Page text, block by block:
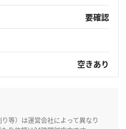
要確認
空きあり
等）は運営会社によって異なり